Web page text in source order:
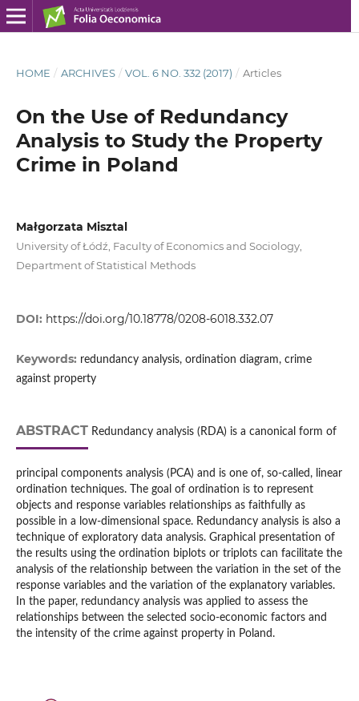
HOME / ARCHIVES / VOL. 6 NO. 332 (2017) / Articles
On the Use of Redundancy
Analysis to Study the Property
Crime in Poland
Małgorzata Misztal
University of Łódź, Faculty of Economics and Sociology,
Department of Statistical Methods
DOI: https://doi.org/10.18778/0208-6018.332.07
Keywords: redundancy analysis, ordination diagram, crime
against property
ABSTRACT Redundancy analysis (RDA) is a canonical form of
principal components analysis (PCA) and is one of, so‑called, linear
ordination techniques. The goal of ordination is to represent
objects and response variables relationships as faithfully as
possible in a low‑dimensional space. Redundancy analysis is also a
technique of exploratory data analysis. Graphical presentation of
the results using the ordination biplots or triplots can facilitate the
analysis of the relationship between the variation in the set of the
response variables and the variation of the explanatory variables.
In the paper, redundancy analysis was applied to assess the
relationships between the selected socio‑economic factors and
the intensity of the crime against property in Poland.